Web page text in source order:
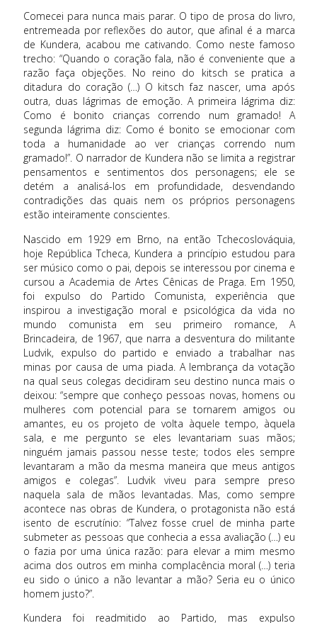
Comecei para nunca mais parar. O tipo de prosa do livro,
entremeada por reflexões do autor, que afinal é a marca
de Kundera, acabou me cativando. Como neste famoso
trecho: “Quando o coração fala, não é conveniente que a
razão faça objeções. No reino do kitsch se pratica a
ditadura do coração (…) O kitsch faz nascer, uma após
outra, duas lágrimas de emoção. A primeira lágrima diz:
Como é bonito crianças correndo num gramado! A
segunda lágrima diz: Como é bonito se emocionar com
toda a humanidade ao ver crianças correndo num
gramado!”. O narrador de Kundera não se limita a registrar
pensamentos e sentimentos dos personagens; ele se
detém a analisá-los em profundidade, desvendando
contradições das quais nem os próprios personagens
estão inteiramente conscientes.
Nascido em 1929 em Brno, na então Tchecoslováquia,
hoje República Tcheca, Kundera a princípio estudou para
ser músico como o pai, depois se interessou por cinema e
cursou a Academia de Artes Cênicas de Praga. Em 1950,
foi expulso do Partido Comunista, experiência que
inspirou a investigação moral e psicológica da vida no
mundo comunista em seu primeiro romance, A
Brincadeira, de 1967, que narra a desventura do militante
Ludvik, expulso do partido e enviado a trabalhar nas
minas por causa de uma piada. A lembrança da votação
na qual seus colegas decidiram seu destino nunca mais o
deixou: “sempre que conheço pessoas novas, homens ou
mulheres com potencial para se tornarem amigos ou
amantes, eu os projeto de volta àquele tempo, àquela
sala, e me pergunto se eles levantariam suas mãos;
ninguém jamais passou nesse teste; todos eles sempre
levantaram a mão da mesma maneira que meus antigos
amigos e colegas”. Ludvik viveu para sempre preso
naquela sala de mãos levantadas. Mas, como sempre
acontece nas obras de Kundera, o protagonista não está
isento de escrutínio: “Talvez fosse cruel de minha parte
submeter as pessoas que conhecia a essa avaliação (…) eu
o fazia por uma única razão: para elevar a mim mesmo
acima dos outros em minha complacência moral (…) teria
eu sido o único a não levantar a mão? Seria eu o único
homem justo?”.
Kundera foi readmitido ao Partido, mas expulso